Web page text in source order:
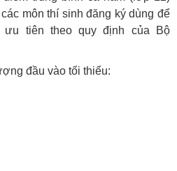
môn thí sinh đăng ký dùng để
tiên theo quy định của Bộ
đầu vào tối thiểu: